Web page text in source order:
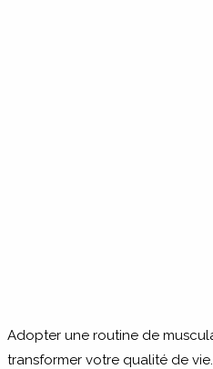
Adopter une routine de
transformer votre qualité de